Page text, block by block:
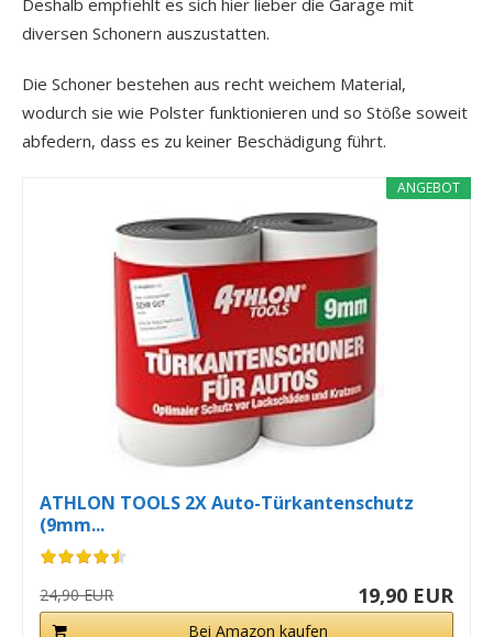
diversen Schonern auszustatten.
Die Schoner bestehen aus recht weichem Material,
wodurch sie wie Polster funktionieren und so Stöße soweit
abfedern, dass es zu keiner Beschädigung führt.
ANGEBOT
ATHLON TOOLS 2X Auto-Türkantenschutz
(9mm...
24,90 EUR 19,90 EUR
Bei Amazon kaufen